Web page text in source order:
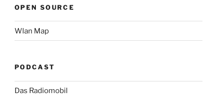
OPEN SOURCE
Wlan Map
PODCAST
Das Radiomobil